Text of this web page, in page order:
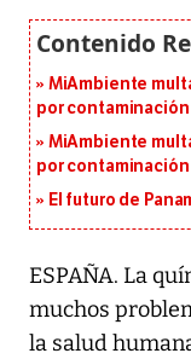
MiAmbiente
por contaminación
MiAmbiente
por contaminación
El futuro de
ESPAÑA. La
muchos
la salud